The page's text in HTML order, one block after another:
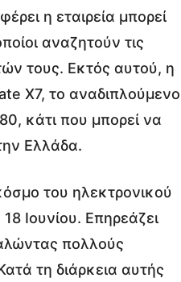
η εταιρεία μπορεί
αναζητούν τις
τους. Εκτός αυτού, η
X7, το αναδιπλούμενο
κάτι που μπορεί να
Ελλάδα.
του ηλεκτρονικού
Ιουνίου. Επηρεάζει
πολλούς
τη διάρκεια αυτής